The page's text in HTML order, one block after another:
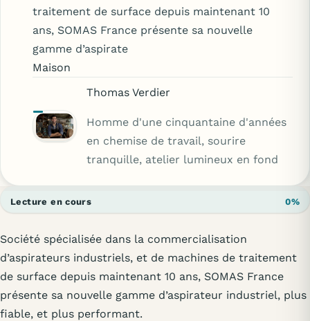
traitement de surface depuis maintenant 10
ans, SOMAS France présente sa nouvelle
gamme d’aspirate
Maison
Thomas Verdier
Homme d'une cinquantaine d'années
en chemise de travail, sourire
tranquille, atelier lumineux en fond
Lecture en cours 0%
Société spécialisée dans la commercialisation
d’aspirateurs industriels, et de machines de traitement
de surface depuis maintenant 10 ans, SOMAS France
présente sa nouvelle gamme d’aspirateur industriel, plus
fiable, et plus performant.